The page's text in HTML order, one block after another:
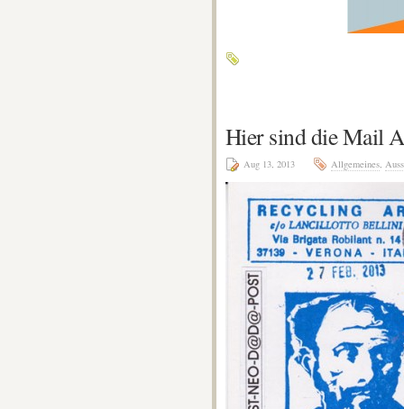
Hier sind die Mail
Aug 13, 2013 Allgemeines